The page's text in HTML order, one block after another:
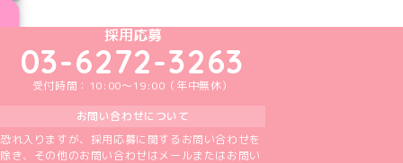
めいどりーみんTikTok公式アカウント
めいどりーみんX公式アカウント
めいどりーみんInstagram公式アカウント
めいどりーみんFacebook公式アカウン
めいどりーみんYouTube公式アカ
採用応募
03-6272-3263
受付時間：10:00～19:00（年中無休）
お問い合わせについて
恐れ入りますが、採用応募に関するお問い合わせを
除き、その他のお問い合わせはメールまたはお問い